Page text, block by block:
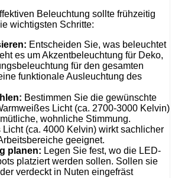
Beleuchtung sollte frühzeitig
wichtigsten Schritte:
Entscheiden Sie, was beleuchtet
es um Akzentbeleuchtung für Deko,
für den gesamten
funktionale Ausleuchtung des
Bestimmen Sie die gewünschte
Licht (ca. 2700-3000 Kelvin)
wohnliche Stimmung.
(ca. 4000 Kelvin) wirkt sachlicher
geeignet.
planen: Legen Sie fest, wo die LED-
platziert werden sollen. Sollen sie
verdeckt in Nuten eingefräst